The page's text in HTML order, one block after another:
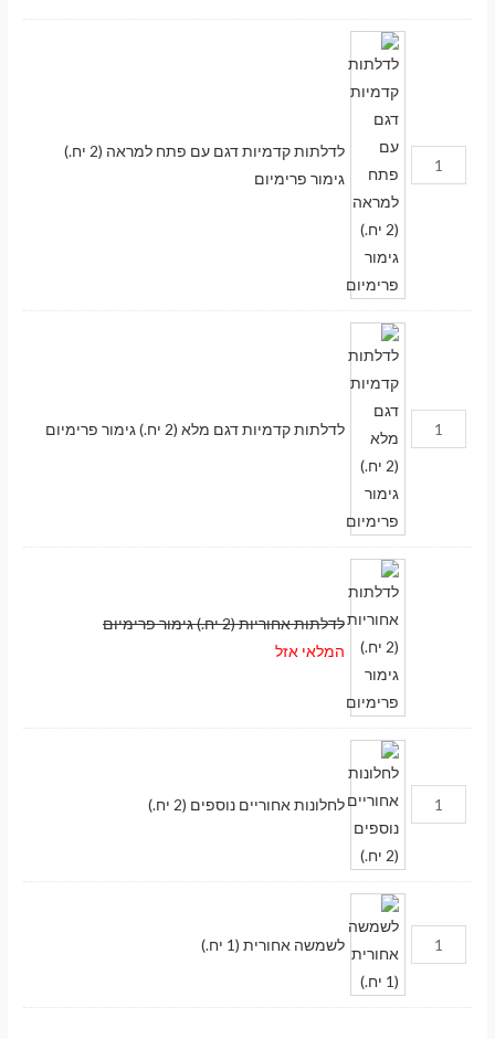
לדלתות קדמיות דגם עם פתח למראה (2 יח.)
גימור פרימיום
לדלתות קדמיות דגם מלא (2 יח.) גימור פרימיום
לדלתות אחוריות (2 יח.) גימור פרימיום
המלאי אזל
לחלונות אחוריים נוספים (2 יח.)
לשמשה אחורית (1 יח.)
מעבר לסל הקניות